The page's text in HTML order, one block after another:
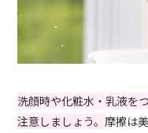
洗顔時や化粧水・乳液を
注意しましょう。摩擦は